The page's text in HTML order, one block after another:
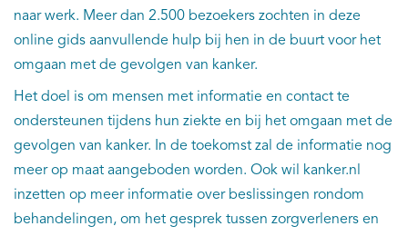
naar werk. Meer dan 2.500 bezoekers zochten in deze
online gids aanvullende hulp bij hen in de buurt voor het
omgaan met de gevolgen van kanker.
Het doel is om mensen met informatie en contact te
ondersteunen tijdens hun ziekte en bij het omgaan met de
gevolgen van kanker. In de toekomst zal de informatie nog
meer op maat aangeboden worden. Ook wil kanker.nl
inzetten op meer informatie over beslissingen rondom
behandelingen, om het gesprek tussen zorgverleners en